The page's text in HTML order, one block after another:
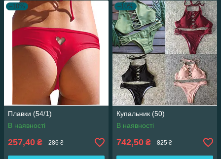
–10%
Плавки (54/1)
В наявності
257,40 ₴ 286 ₴
–10%
Купальник (50)
В наявності
742,50 ₴ 825 ₴